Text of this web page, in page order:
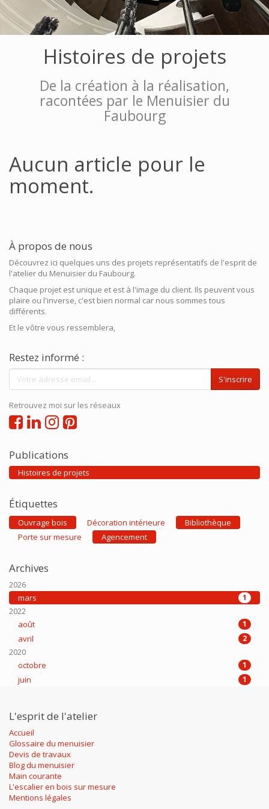
Histoires de projets
De la création à la réalisation,
racontées par le Menuisier du
Faubourg
Aucun article pour le
moment.
À propos de nous
Découvrez ici quelques uns des projets représentatifs de l'esprit de
l'atelier du Menuisier du Faubourg.
Chaque projet est unique et est à l'image du client. Ils peuvent vous
plaire ou l'inverse, c'est bien normal car nous sommes tous
différents.
Et le vôtre vous ressemblera,
Restez informé :
S'inscrire
Retrouvez moi sur les réseaux
Publications
Histoires de projets
Étiquettes
Ouvrage bois Décoration intérieure
Bibliothèque
Porte sur mesure
Agencement
Archives
2026
mars
1
2022
août
1
avril 2
2020
octobre
1
juin 1
L'esprit de l'atelier
Accueil
Glossaire du menuisier
Devis de travaux
Blog du menuisier
Main courante
L'escalier en bois sur mesure
Mentions légales